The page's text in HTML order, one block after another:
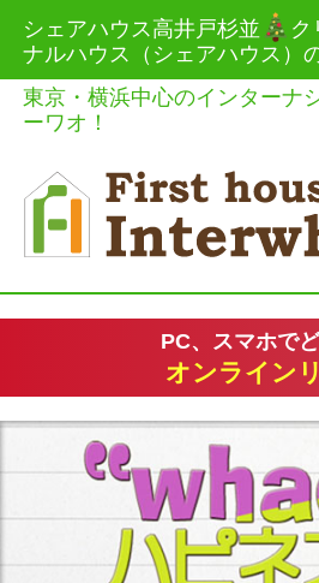
シェアハウス高井戸杉並 ク
ナルハウス（シェアハウス）
東京・横浜中心のインターナ
ーワオ！
PC、スマホで
オンライン